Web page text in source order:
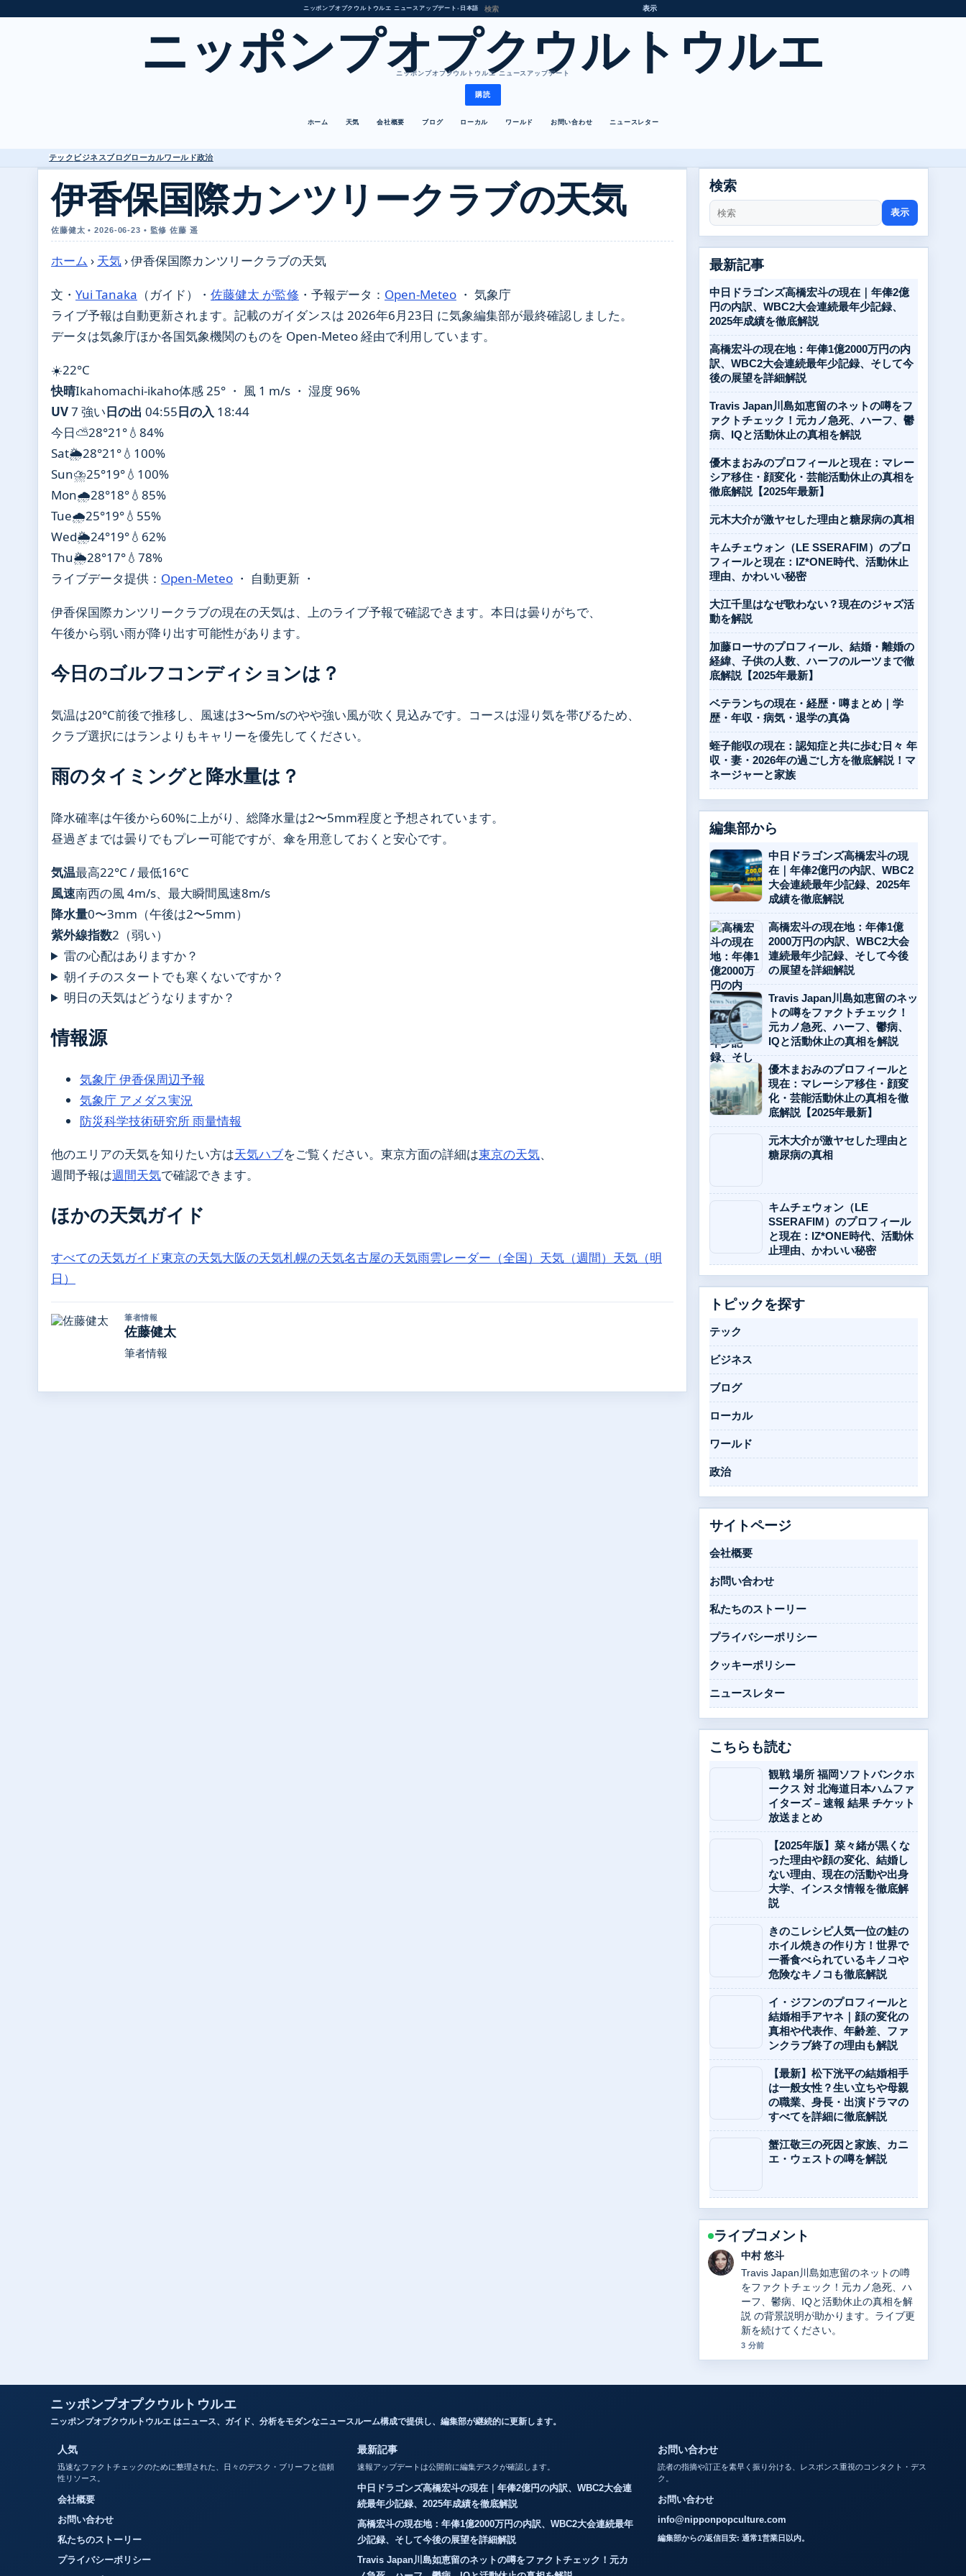
ニッポンプオプクウルトウルエ ニュースアップデート • 日本語 表示
ニッポンプオプクウルトウルエ
ニッポンプオプクウルトウルエ ニュースアップデート
購読
ホーム 天気 会社概要 ブログ ローカル ワールド お問い合わせ ニュースレター
テック ビジネスブログローカルワールド政治
伊香保国際カンツリークラブの天気
佐藤健太 • 2026-06-23 • 監修 佐藤 遥
ホーム › 天気›伊香保国際カンツリークラブの天気
文・ Yui Tanaka （ガイド） ・ 佐藤健太 が監修 ・ 予報データ： Open-Meteo ・ 気象庁
ライブ予報は自動更新されます。記載のガイダンスは 2026年6月23日 に気象編集部が最終確認しました。
データは気象庁ほか各国気象機関のものを Open-Meteo 経由で利用しています。
☀️22°C
快晴Ikahomachi-ikaho体感 25° ・ 風 1 m/s ・ 湿度 96%
UV7 強い日の出 04:55日の入 18:44
今日⛅28°21°💧84%
Sat🌦️28°21°💧100%
Sun⛈️25°19°💧100%
Mon🌧️28°18°💧85%
Tue🌧️25°19°💧55%
Wed🌦️24°19°💧62%
Thu🌦️28°17°💧78%
ライブデータ提供： Open-Meteo ・ 自動更新 ・
伊香保国際カンツリークラブの現在の天気は、上のライブ予報で確認できます。本日は曇りがちで、
午後から弱い雨が降り出す可能性があります。
今日のゴルフコンディションは？
気温は20°C前後で推移し、風速は3〜5m/sのやや強い風が吹く見込みです。コースは湿り気を帯びるため、
クラブ選択にはランよりもキャリーを優先してください。
雨のタイミングと降水量は？
降水確率は午後から60%に上がり、総降水量は2〜5mm程度と予想されています。
昼過ぎまでは曇りでもプレー可能ですが、傘を用意しておくと安心です。
気温最高22°C / 最低16°C
風速南西の風 4m/s、最大瞬間風速8m/s
降水量0〜3mm（午後は2〜5mm）
紫外線指数2（弱い）
雷の心配はありますか？
朝イチのスタートでも寒くないですか？
明日の天気はどうなりますか？
情報源
気象庁 伊香保周辺予報
気象庁 アメダス実況
防災科学技術研究所 雨量情報
他のエリアの天気を知りたい方は天気ハブをご覧ください。東京方面の詳細は東京の天気、
週間予報は週間天気で確認できます。
ほかの天気ガイド
すべての天気ガイド東京の天気大阪の天気札幌の天気名古屋の天気雨雲レーダー（全国） 天気（週間） 天気（明
日）
筆者情報
佐藤健太
筆者情報
検索
表示
最新記事
中日ドラゴンズ高橋宏斗の現在｜年俸2億
円の内訳、WBC2大会連続最年少記録、
2025年成績を徹底解説
高橋宏斗の現在地：年俸1億2000万円の内
訳、WBC2大会連続最年少記録、そして今
後の展望を詳細解説
Travis Japan川島如恵留のネットの噂をフ
ァクトチェック！元カノ急死、ハーフ、鬱
病、IQと活動休止の真相を解説
優木まおみのプロフィールと現在：マレー
シア移住・顔変化・芸能活動休止の真相を
徹底解説【2025年最新】
元木大介が激ヤセした理由と糖尿病の真相
キムチェウォン（LE SSERAFIM）のプロ
フィールと現在：IZ*ONE時代、活動休止
理由、かわいい秘密
大江千里はなぜ歌わない？現在のジャズ活
動を解説
加藤ローサのプロフィール、結婚・離婚の
経緯、子供の人数、ハーフのルーツまで徹
底解説【2025年最新】
ベテランちの現在・経歴・噂まとめ｜学
歴・年収・病気・退学の真偽
蛭子能収の現在：認知症と共に歩む日々 年
収・妻・2026年の過ごし方を徹底解説！マ
ネージャーと家族
編集部から
中日ドラゴンズ高橋宏斗の現
在｜年俸2億円の内訳、WBC2
大会連続最年少記録、2025年
成績を徹底解説
高橋宏斗の現在地：年俸1億
2000万円の内訳、WBC2大会
連続最年少記録、そして今後
の展望を詳細解説
Travis Japan川島如恵留のネッ
トの噂をファクトチェック！
元カノ急死、ハーフ、鬱病、
IQと活動休止の真相を解説
優木まおみのプロフィールと
現在：マレーシア移住・顔変
化・芸能活動休止の真相を徹
底解説【2025年最新】
元木大介が激ヤセした理由と
糖尿病の真相
キムチェウォン（LE
SSERAFIM）のプロフィール
と現在：IZ*ONE時代、活動休
止理由、かわいい秘密
トピックを探す
テック
ビジネス
ブログ
ローカル
ワールド
政治
サイトページ
会社概要
お問い合わせ
私たちのストーリー
プライバシーポリシー
クッキーポリシー
ニュースレター
こちらも読む
観戦 場所 福岡ソフトバンクホ
ークス 対 北海道日本ハムファ
イターズ – 速報 結果 チケット
放送まとめ
【2025年版】菜々緒が黒くな
った理由や顔の変化、結婚し
ない理由、現在の活動や出身
大学、インスタ情報を徹底解
説
きのこレシピ人気一位の鮭の
ホイル焼きの作り方！世界で
一番食べられているキノコや
危険なキノコも徹底解説
イ・ジフンのプロフィールと
結婚相手アヤネ｜顔の変化の
真相や代表作、年齢差、ファ
ンクラブ終了の理由も解説
【最新】松下洸平の結婚相手
は一般女性？生い立ちや母親
の職業、身長・出演ドラマの
すべてを詳細に徹底解説
蟹江敬三の死因と家族、カニ
エ・ウェストの噂を解説
ライブコメント
山本 葵
中日ドラゴンズ高橋宏斗の現在｜年俸2
億円の内訳、WBC2大会連続最年少記
録、2025年成績を徹底解説 の報道は丁
寧で、流れを追いやすいです。
5 分前
ニッポンプオプクウルトウルエ はニュース、ガイド、分析をモダンなニュースルーム構成で提供し、編集部が継続的に更新します。
迅速なファクトチェックのために整理された、日々のデスク・ブリーフと信頼
性リソース。
会社概要
お問い合わせ
私たちのストーリー
プライバシーポリシー
クッキーポリシー
速報アップデートは公開前に編集デスクが確認します。
中日ドラゴンズ高橋宏斗の現在｜年俸2億円の内訳、WBC2大会連
続最年少記録、2025年成績を徹底解説
高橋宏斗の現在地：年俸1億2000万円の内訳、WBC2大会連続最年
少記録、そして今後の展望を詳細解説
Travis Japan川島如恵留のネットの噂をファクトチェック！元カ
ノ急死、ハーフ、鬱病、IQと活動休止の真相を解説
読者の指摘や訂正を素早く振り分ける、レスポンス重視のコンタクト・デス
ク。
お問い合わせ
info@nipponpopculture.com
編集部からの返信目安: 通常1営業日以内。